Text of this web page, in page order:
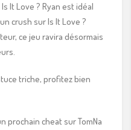
It Love ? Ryan est idéal
crush sur Is It Love ?
ce jeu ravira désormais
triche, profitez bien
prochain cheat sur TomNa